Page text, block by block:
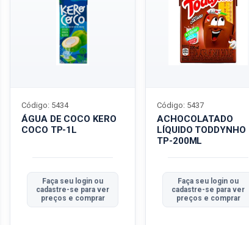
ÁGUA DE COCO KERO
COCO TP-1L
Código: 5434
Faça seu login ou
cadastre-se para ver
preços e comprar
ACHOCOLATADO
LÍQUIDO TODDYNHO
TP-200ML
Código: 5437
Faça seu login ou
cadastre-se para ver
preços e comprar